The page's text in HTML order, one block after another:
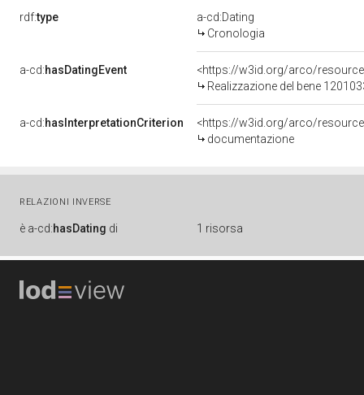
rdf:type
a-cd:Dating
Cronologia
a-cd:hasDatingEvent
<https://w3id.org/arco/
Realizzazione del bene
a-cd:hasInterpretationCriterion
<https://w3id.org/arco/
documentazione
RELAZIONI INVERSE
è a-cd:hasDating di 1 risorsa